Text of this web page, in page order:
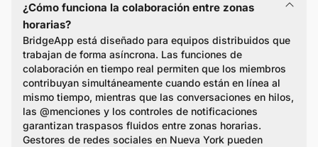
¿Cómo funciona la colaboración entre zonas
horarias?
BridgeApp está diseñado para equipos distribuidos que
trabajan de forma asíncrona. Las funciones de
colaboración en tiempo real permiten que los miembros
contribuyan simultáneamente cuando están en línea al
mismo tiempo, mientras que las conversaciones en hilos,
las @menciones y los controles de notificaciones
garantizan traspasos fluidos entre zonas horarias.
Gestores de redes sociales en Nueva York pueden